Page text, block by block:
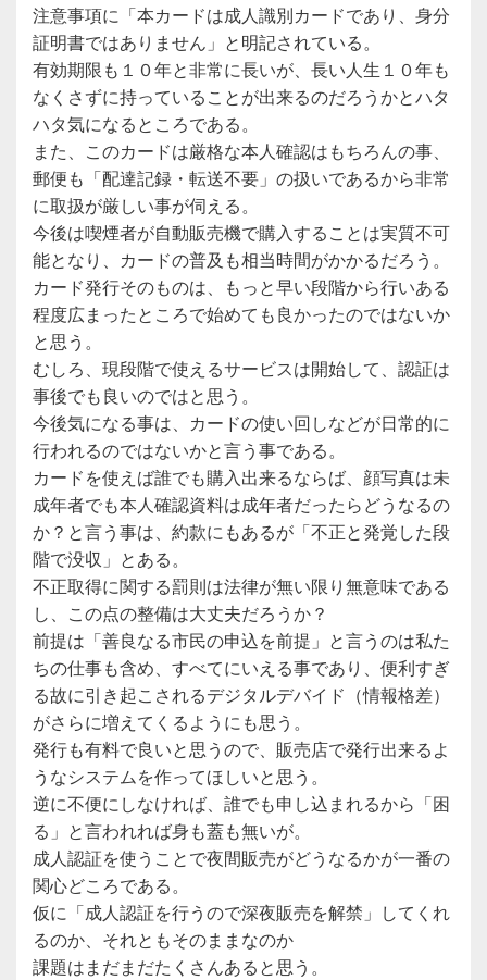
注意事項に「本カードは成人識別カードであり、身分
証明書ではありません」と明記されている。
有効期限も１０年と非常に長いが、長い人生１０年も
なくさずに持っていることが出来るのだろうかとハタ
ハタ気になるところである。
また、このカードは厳格な本人確認はもちろんの事、
郵便も「配達記録・転送不要」の扱いであるから非常
に取扱が厳しい事が伺える。
今後は喫煙者が自動販売機で購入することは実質不可
能となり、カードの普及も相当時間がかかるだろう。
カード発行そのものは、もっと早い段階から行いある
程度広まったところで始めても良かったのではないか
と思う。
むしろ、現段階で使えるサービスは開始して、認証は
事後でも良いのではと思う。
今後気になる事は、カードの使い回しなどが日常的に
行われるのではないかと言う事である。
カードを使えば誰でも購入出来るならば、顔写真は未
成年者でも本人確認資料は成年者だったらどうなるの
か？と言う事は、約款にもあるが「不正と発覚した段
階で没収」とある。
不正取得に関する罰則は法律が無い限り無意味である
し、この点の整備は大丈夫だろうか？
前提は「善良なる市民の申込を前提」と言うのは私た
ちの仕事も含め、すべてにいえる事であり、便利すぎ
る故に引き起こされるデジタルデバイド（情報格差）
がさらに増えてくるようにも思う。
発行も有料で良いと思うので、販売店で発行出来るよ
うなシステムを作ってほしいと思う。
逆に不便にしなければ、誰でも申し込まれるから「困
る」と言われれば身も蓋も無いが。
成人認証を使うことで夜間販売がどうなるかが一番の
関心どころである。
仮に「成人認証を行うので深夜販売を解禁」してくれ
るのか、それともそのままなのか
課題はまだまだたくさんあると思う。